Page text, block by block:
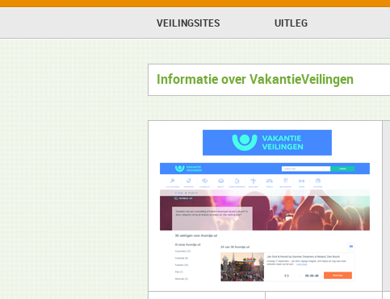
VEILINGSITES UITLEG
Informatie over VakantieVeilingen